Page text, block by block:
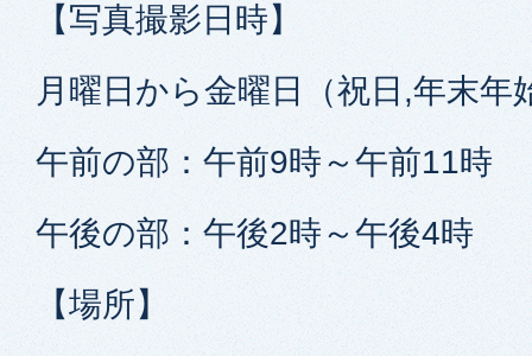
【写真撮影日時】
月曜日から金曜日（祝日,年末年
午前の部：午前9時～午前11時
午後の部：午後2時～午後4時
【場所】